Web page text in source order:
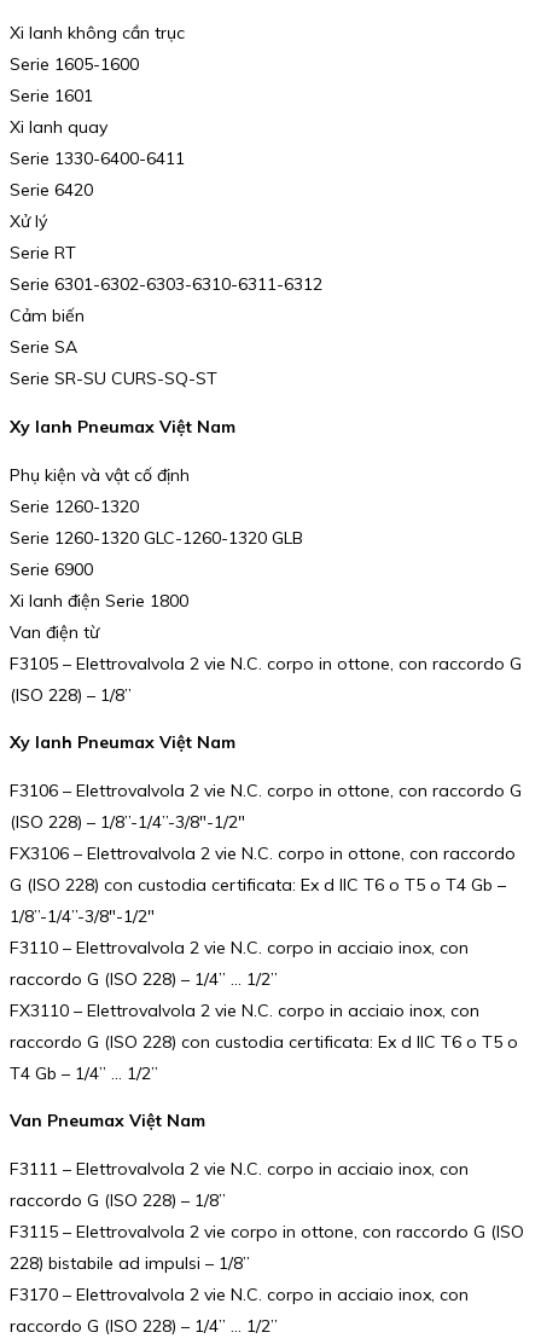
Xi lanh không cần trục
Serie 1605-1600
Serie 1601
Xi lanh quay
Serie 1330-6400-6411
Serie 6420
Xử lý
Serie RT
Serie 6301-6302-6303-6310-6311-6312
Cảm biến
Serie SA
Serie SR-SU CURS-SQ-ST
Xy lanh Pneumax Việt Nam
Phụ kiện và vật cố định
Serie 1260-1320
Serie 1260-1320 GLC-1260-1320 GLB
Serie 6900
Xi lanh điện Serie 1800
Van điện từ
F3105 – Elettrovalvola 2 vie N.C. corpo in ottone, con raccordo G
(ISO 228) – 1/8”
Xy lanh Pneumax Việt Nam
F3106 – Elettrovalvola 2 vie N.C. corpo in ottone, con raccordo G
(ISO 228) – 1/8”-1/4”-3/8″-1/2″
FX3106 – Elettrovalvola 2 vie N.C. corpo in ottone, con raccordo
G (ISO 228) con custodia certificata: Ex d IIC T6 o T5 o T4 Gb –
1/8”-1/4”-3/8″-1/2″
F3110 – Elettrovalvola 2 vie N.C. corpo in acciaio inox, con
raccordo G (ISO 228) – 1/4” … 1/2”
FX3110 – Elettrovalvola 2 vie N.C. corpo in acciaio inox, con
raccordo G (ISO 228) con custodia certificata: Ex d IIC T6 o T5 o
T4 Gb – 1/4” … 1/2”
Van Pneumax Việt Nam
F3111 – Elettrovalvola 2 vie N.C. corpo in acciaio inox, con
raccordo G (ISO 228) – 1/8”
F3115 – Elettrovalvola 2 vie corpo in ottone, con raccordo G (ISO
228) bistabile ad impulsi – 1/8”
F3170 – Elettrovalvola 2 vie N.C. corpo in acciaio inox, con
raccordo G (ISO 228) – 1/4” … 1/2”